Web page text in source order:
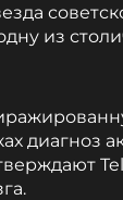
из
диагноз